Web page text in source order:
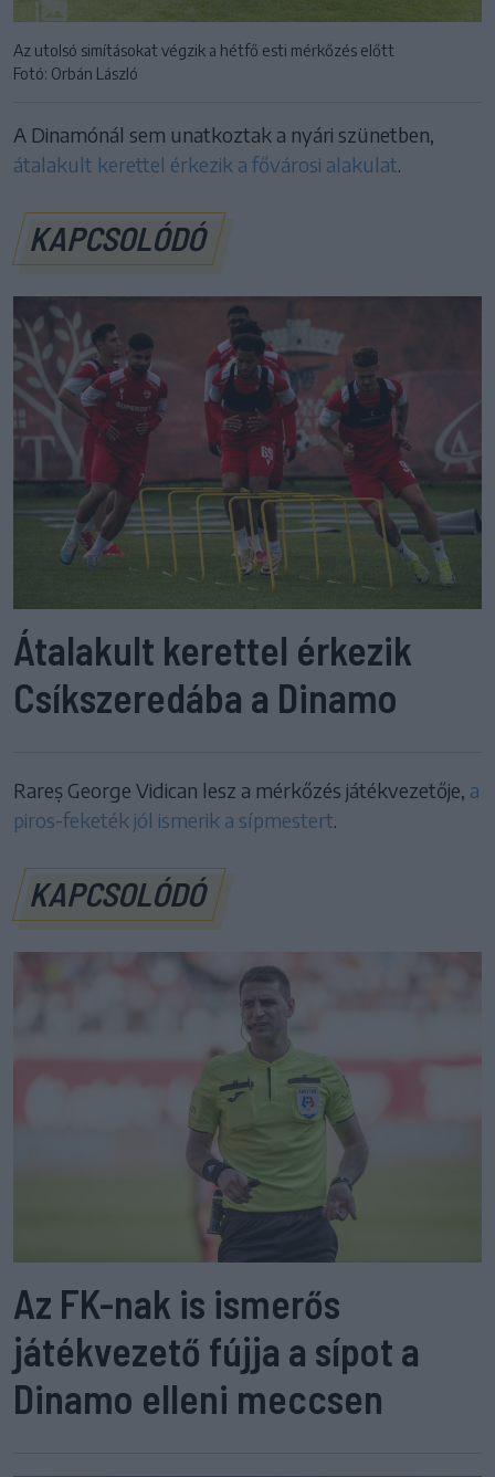
Az utolsó simításokat végzik a hétfő esti mérkőzés előtt
Fotó: Orbán László
A Dinamónál sem unatkoztak a nyári szünetben,
átalakult kerettel érkezik a fővárosi alakulat.
KAPCSOLÓDÓ
Átalakult kerettel érkezik
Csíkszeredába a Dinamo
Rareș George Vidican lesz a mérkőzés játékvezetője, a
piros-feketék jól ismerik a sípmestert.
KAPCSOLÓDÓ
Az FK-nak is ismerős
játékvezető fújja a sípot a
Dinamo elleni meccsen